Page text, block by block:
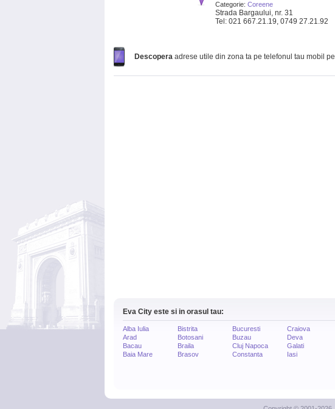
Categorie: Coreene
Strada Bargaului, nr. 31
Tel: 021 667.21.19, 0749 27.21.92
Descopera adrese utile din zona ta pe telefonul tau mobil pe
Eva City este si in orasul tau:
Alba Iulia
Arad
Bacau
Baia Mare
Bistrita
Botosani
Braila
Brasov
Bucuresti
Buzau
Cluj Napoca
Constanta
Craiova
Deva
Galati
Iasi